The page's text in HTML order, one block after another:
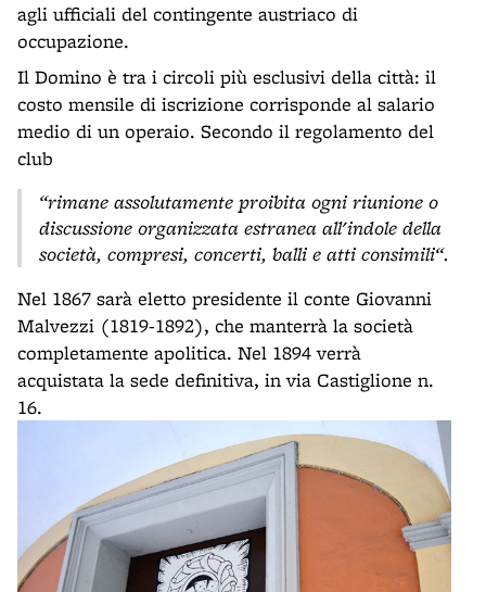
agli ufficiali del contingente austriaco di
occupazione.
Il Domino è tra i circoli più esclusivi della città: il
costo mensile di iscrizione corrisponde al salario
medio di un operaio. Secondo il regolamento del
club
“rimane assolutamente proibita ogni riunione o
discussione organizzata estranea all'indole della
società, compresi, concerti, balli e atti consimili“.
Nel 1867 sarà eletto presidente il conte Giovanni
Malvezzi (1819-1892), che manterrà la società
completamente apolitica. Nel 1894 verrà
acquistata la sede definitiva, in via Castiglione n.
16.